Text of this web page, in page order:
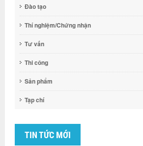
Đào tạo
Thí nghiệm/Chứng nhận
Tư vấn
Thi công
Sản phẩm
Tạp chí
TIN TỨC MỚI